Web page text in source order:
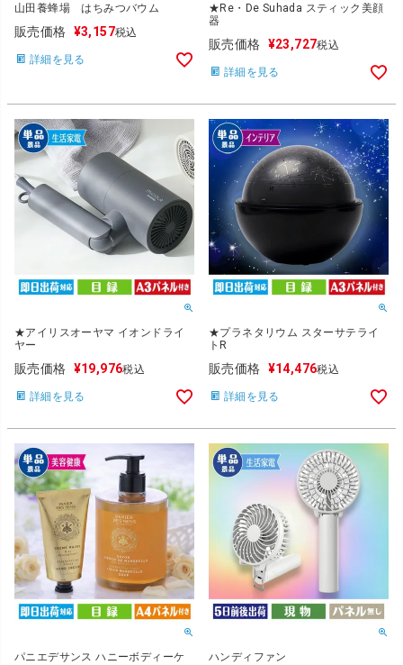
山田養蜂場 はちみつバウム
販売価格 ¥3,157税込
詳細を見る
★Re・De Suhada スティック美顔
器
販売価格 ¥23,727税込
詳細を見る
★アイリスオーヤマ イオンドライ
ヤー
販売価格 ¥19,976税込
詳細を見る
★プラネタリウム スターサテライ
トR
販売価格 ¥14,476税込
詳細を見る
パニエデサンス ハニーボディーケ
ハンディファン